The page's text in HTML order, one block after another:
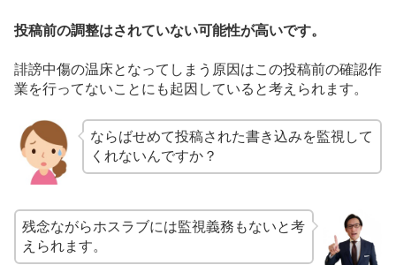
投稿前の調整はされていない可能性が高いです。
誹謗中傷の温床となってしまう原因はこの投稿前の確認作
業を行ってないことにも起因していると考えられます。
ならばせめて投稿された書き込みを監視して
くれないんですか？
残念ながらホスラブには監視義務もないと考
えられます。